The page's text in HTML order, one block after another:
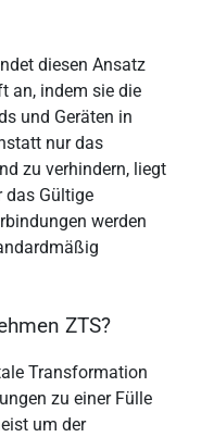
diesen Ansatz
an, indem sie die
und Geräten in
nur das
zu verhindern, liegt
das Gültige
werden
ZTS?
Transformation
zu einer Fülle
um der